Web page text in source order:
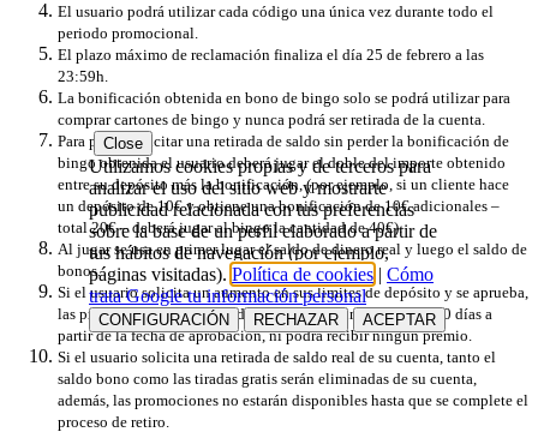
El usuario podrá utilizar cada código una única vez durante todo el
periodo promocional.
El plazo máximo de reclamación finaliza el día 25 de febrero a las
23:59h.
La bonificación obtenida en bono de bingo solo se podrá utilizar ​​para
comprar cartones de bingo y nunca podrá ser retirada de la cuenta.
Para poder solicitar una retirada de saldo sin perder la bonificación de
bingo obtenida el usuario deberá jugar el doble del importe obtenido
entre su depósito más la bonificación, (por ejemplo, si un cliente hace
un depósito de 10€ y obtiene una bonificación de 10€ adicionales –
total 20€ – deberá jugar al bingo la cantidad de 40€).
Al jugar se usa en primer lugar el saldo de dinero real y luego el saldo de
bonos.
Si el usuario solicita un aumento en sus límites de depósito y se aprueba,
las promociones no estarán disponibles por un periodo de 30 días a
partir de la fecha de aprobación, ni podrá recibir ningún premio.
Si el usuario solicita una retirada de saldo real de su cuenta, tanto el
saldo bono como las tiradas gratis serán eliminadas de su cuenta,
además, las promociones no estarán disponibles hasta que se complete el
proceso de retiro.
Close
Utilizamos cookies propias y de terceros para
analizar el uso del sitio web y mostrarte
publicidad relacionada con tus preferencias
sobre la base de un perfil elaborado a partir de
tus hábitos de navegación (por ejemplo,
páginas visitadas). Política de cookies | Cómo
trata Google tu información personal
CONFIGURACIÓN RECHAZAR ACEPTAR